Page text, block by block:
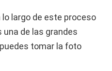
largo de este proceso
de las grandes
tomar la foto